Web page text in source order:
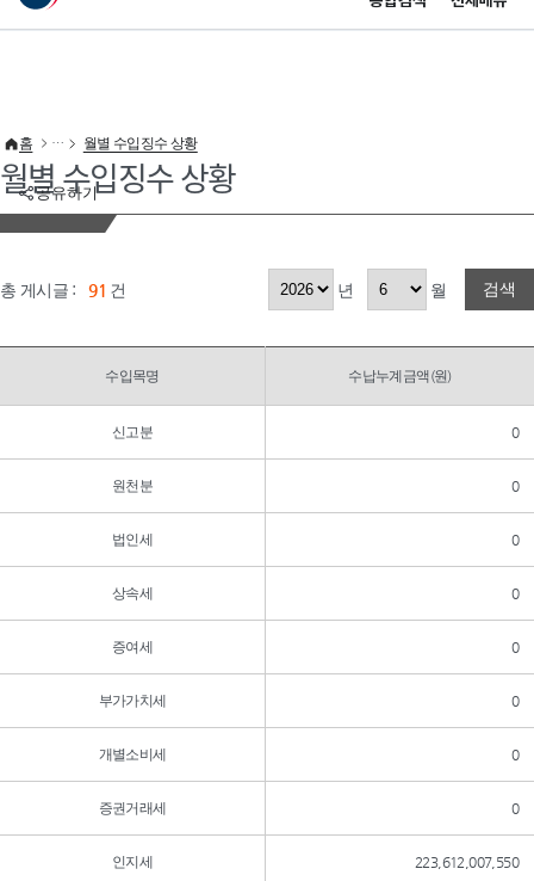
이 누리집은 대한민국 공식 전자정부 누리집입니다.
공유하기
홈 월별 수입징수 상황
월별 수입징수 상황
총 게시글 : 91 건 년 월 검색
수입목명 수납누계금액(원)
신고분 0
원천분 0
법인세 0
상속세 0
증여세 0
부가가치세 0
개별소비세 0
증권거래세 0
인지세 223,612,007,550